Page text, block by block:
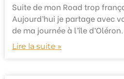
Suite de mon Road trop
Aujourd’hui je partage avec
de ma journée à l’île
Lire la suite »